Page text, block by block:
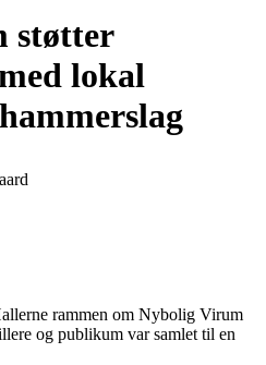
støtter
lokal
rammen om Nybolig Virum
og publikum var samlet til en